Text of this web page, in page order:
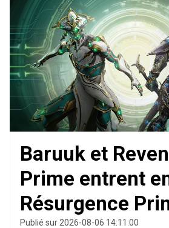
Baruuk et
Prime entrent
Résurgence
Publié sur 2026-08-06 14:11:00